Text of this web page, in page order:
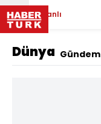
Canlı
Dünya Gündem